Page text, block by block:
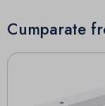
Cumparate